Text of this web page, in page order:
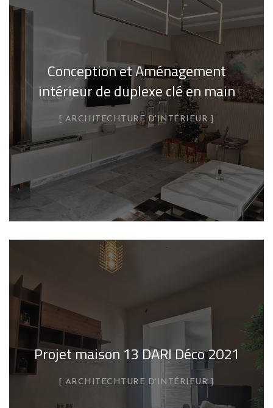
Conception et Aménagement
intérieur de duplexe clé en main
ARCHITECHTURE D'INTÉRIEUR
Projet maison 13 DARI Déco 2021
ARCHITECHTURE D'INTÉRIEUR